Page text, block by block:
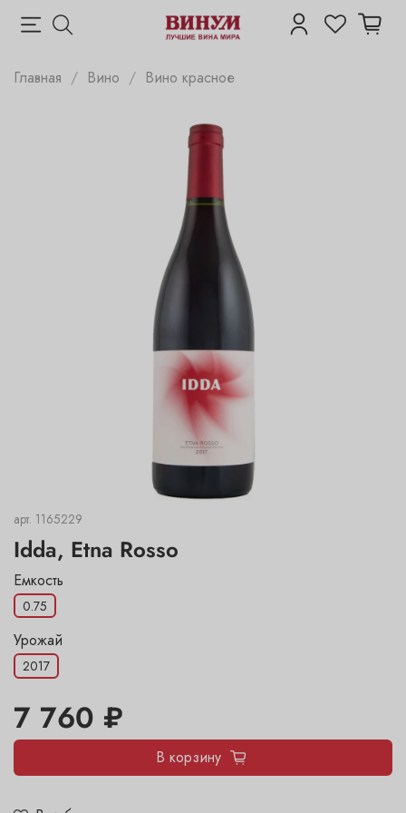
Главная Вино Вино красное
арт. 1165229
Idda, Etna Rosso
Емкость
0.75
Урожай
2017
7 760 ₽
В корзину